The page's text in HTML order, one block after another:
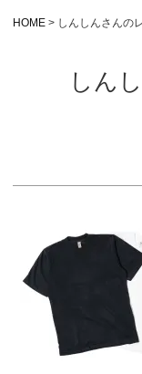
HOME しんしんさんの
しん